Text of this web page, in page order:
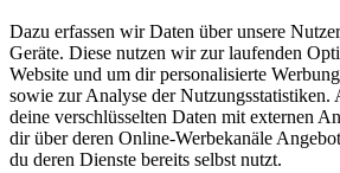
Dazu erfassen wir Daten über unsere
Geräte. Diese nutzen wir zur laufenden
Website und um dir personalisierte
sowie zur Analyse der
deine verschlüsselten Daten mit externen
dir über deren Online-Werbekanäle
du deren Dienste bereits selbst nutzt.